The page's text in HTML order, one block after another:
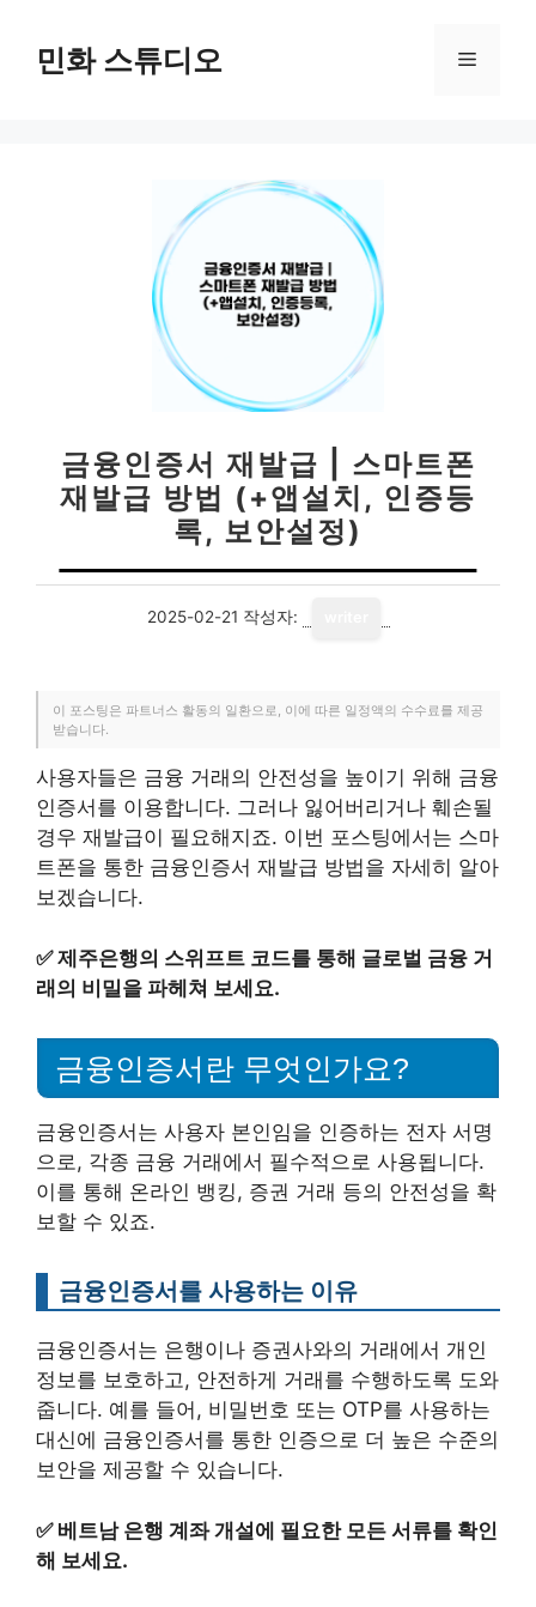
민화 스튜디오 메
금융인증서 재발급 | 스마트폰
재발급 방법 (+앱설치, 인증등
록, 보안설정)
2025-02-21 작성자:
이 포스팅은 파트너스 활동의 일환으로, 이에 따른 일정액의 수수료를 제공
받습니다.
사용자들은 금융 거래의 안전성을 높이기 위해 금융
인증서를 이용합니다. 그러나 잃어버리거나 훼손될
경우 재발급이 필요해지죠. 이번 포스팅에서는 스마
트폰을 통한 금융인증서 재발급 방법을 자세히 알아
보겠습니다.
✅제주은행의 스위프트 코드를 통해 글로벌 금융 거
래의 비밀을 파헤쳐 보세요.
금융인증서란 무엇인가요?
금융인증서는 사용자 본인임을 인증하는 전자 서명
으로, 각종 금융 거래에서 필수적으로 사용됩니다.
이를 통해 온라인 뱅킹, 증권 거래 등의 안전성을 확
보할 수 있죠.
금융인증서를 사용하는 이유
금융인증서는 은행이나 증권사와의 거래에서 개인
정보를 보호하고, 안전하게 거래를 수행하도록 도와
줍니다. 예를 들어, 비밀번호 또는 OTP를 사용하는
대신에 금융인증서를 통한 인증으로 더 높은 수준의
보안을 제공할 수 있습니다.
✅ 베트남 은행 계좌 개설에 필요한 모든 서류를 확인
해 보세요.